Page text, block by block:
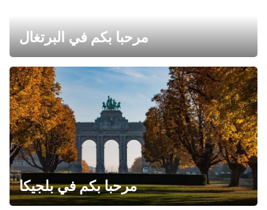
مرحبا بكم في البرتغال
مرحبا بكم في بلجيكا